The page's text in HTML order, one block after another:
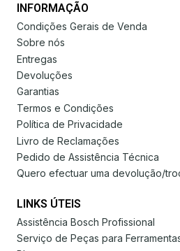
INFORMAÇÃO
Condições Gerais de Venda
Sobre nós
Entregas
Devoluções
Garantias
Termos e Condições
Política de Privacidade
Livro de Reclamações
Pedido de Assistência Técnica
Quero efectuar uma devolução/
LINKS ÚTEIS
Assistência Bosch Profissional
Serviço de Peças para